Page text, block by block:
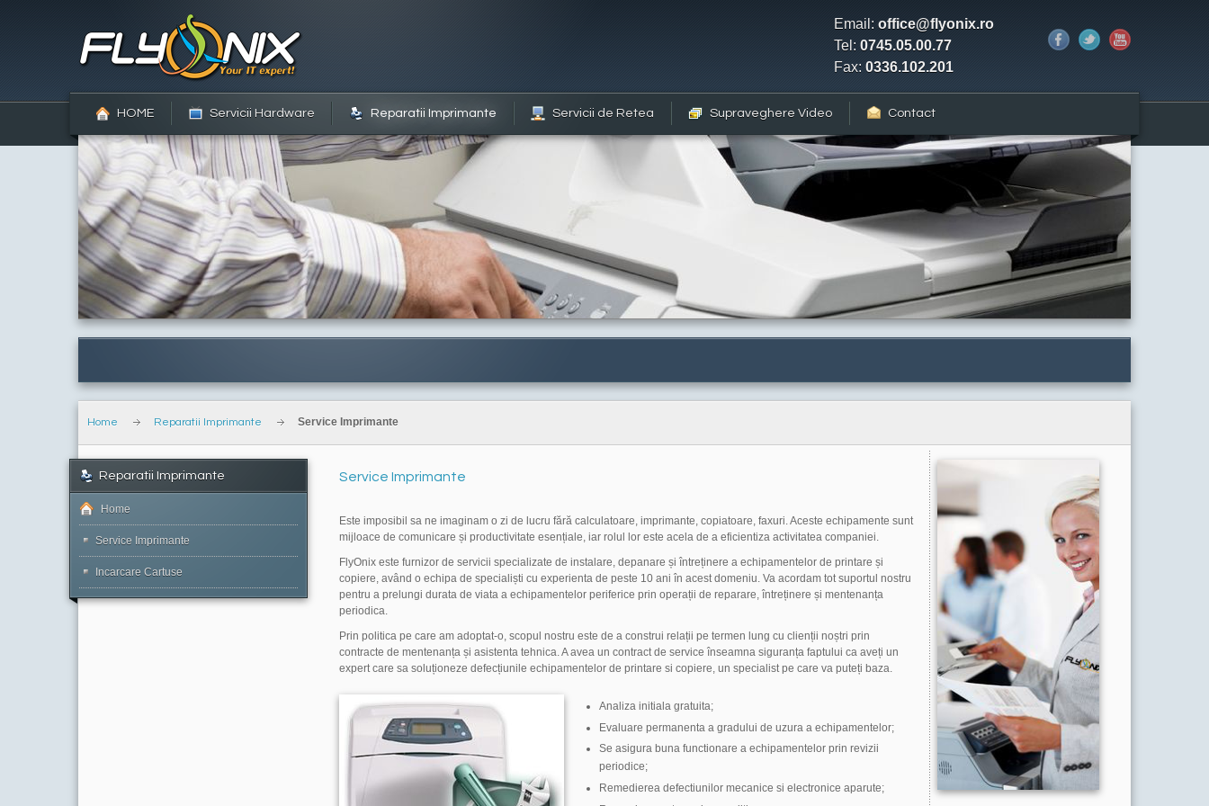
Email: office@flyonix.ro
Tel: 0745.05.00.77
Fax: 0336.102.201
HOME Servicii Hardware Reparatii Imprimante Servicii de Retea Supraveghere Video Contact
Home Reparatii Imprimante Service Imprimante
Service Imprimante
Este imposibil sa ne imaginam o zi de lucru fără calculatoare, imprimante, copiatoare, faxuri. Aceste echipamente sunt
mijloace de comunicare și productivitate esențiale, iar rolul lor este acela de a eficientiza activitatea companiei.
FlyOnix este furnizor de servicii specializate de instalare, depanare și întreținere a echipamentelor de printare și
copiere, având o echipa de specialiști cu experienta de peste 10 ani în acest domeniu. Va acordam tot suportul nostru
pentru a prelungi durata de viata a echipamentelor periferice prin operații de reparare, întreținere și mentenanța
periodica.
Prin politica pe care am adoptat-o, scopul nostru este de a construi relații pe termen lung cu clienții noștri prin
contracte de mentenanța și asistenta tehnica. A avea un contract de service înseamna siguranța faptului ca aveți un
expert care sa soluționeze defecțiunile echipamentelor de printare si copiere, un specialist pe care va puteți baza.
Analiza initiala gratuita;
Evaluare permanenta a gradului de uzura a echipamentelor;
Se asigura buna functionare a echipamentelor prin revizii
periodice;
Remedierea defectiunilor mecanice si electronice aparute;
Reparatii Imprimante
Home
Service Imprimante
Incarcare Cartuse